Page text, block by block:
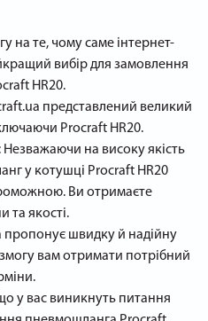
на те, чому саме інтернет-
вибір для замовлення
HR20.
представлений великий
Procraft HR20.
на високу якість
у котушці Procraft HR20
Ви отримаєте
та якості.
пропонує швидку й надійну
вам отримати потрібний
у вас виникнуть питання